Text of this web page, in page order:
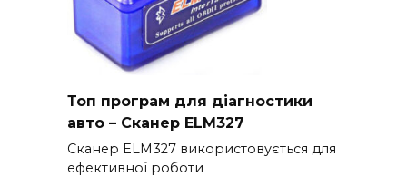
Топ програм для діагностики
авто – Сканер ELM327
Сканер ELM327 використовується для
ефективної роботи